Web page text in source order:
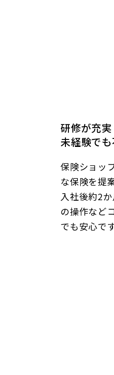
研修が充実
未経験でも
保険ショッ
な保険を提
入社後約2
の操作など
でも安心です